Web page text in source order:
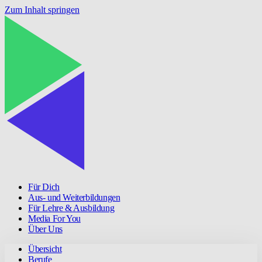
Zum Inhalt springen
Für Dich
Aus- und Weiterbildungen
Für Lehre & Ausbildung
Media For You
Über Uns
Übersicht
Berufe